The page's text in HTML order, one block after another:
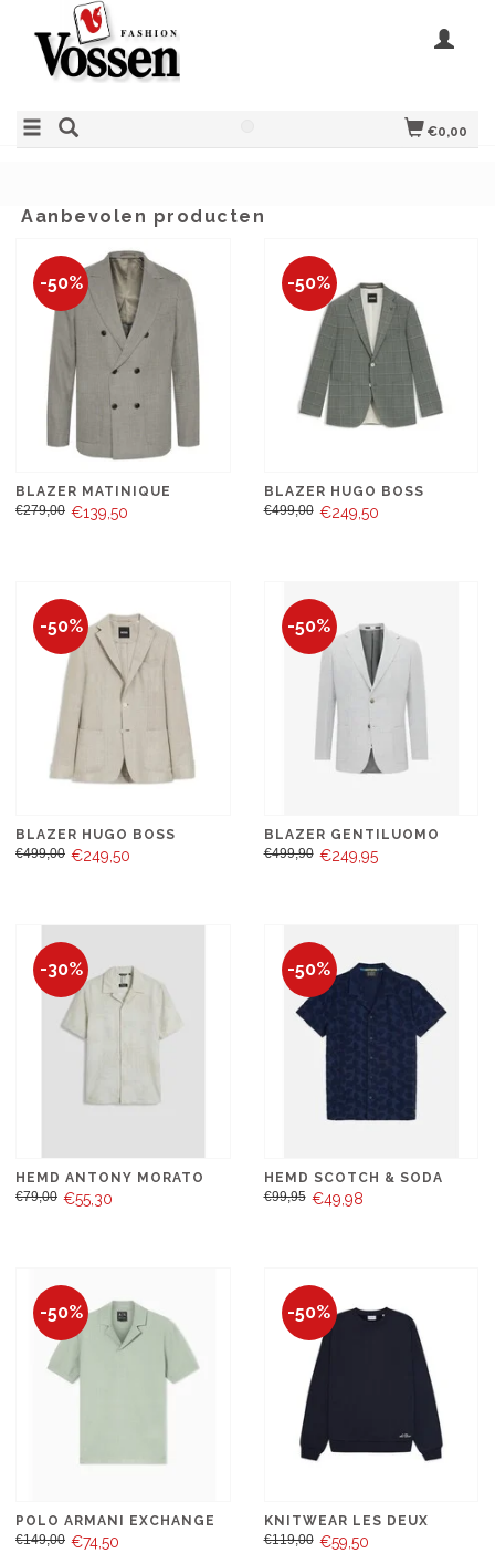
€0,00
Aanbevolen producten
-50%
BLAZER MATINIQUE
€279,00 €139,50
-50%
BLAZER HUGO BOSS
€499,00 €249,50
-50%
BLAZER HUGO BOSS
€499,00 €249,50
-50%
BLAZER GENTILUOMO
€499,90 €249,95
-30%
HEMD ANTONY MORATO
€79,00 €55,30
-50%
HEMD SCOTCH & SODA
€99,95 €49,98
-50%
POLO ARMANI EXCHANGE
€149,00 €74,50
-50%
KNITWEAR LES DEUX
€119,00 €59,50